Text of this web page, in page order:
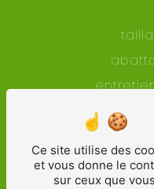
Ce site utilise des
et vous donne le
sur ceux que vous